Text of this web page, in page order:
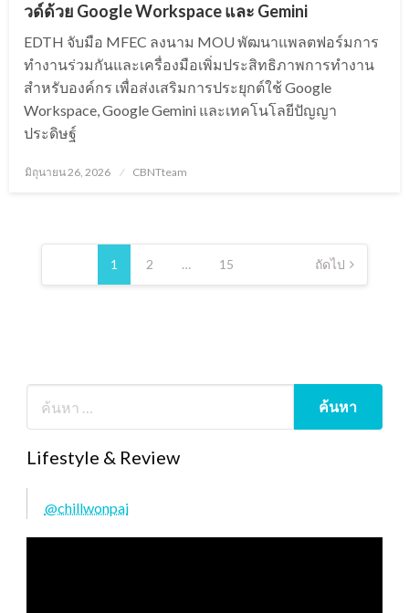
วด์ด้วย Google Workspace และ Gemini
EDTH จับมือ MFEC ลงนาม MOU พัฒนาแพลตฟอร์มการ
ทำงานร่วมกันและเครื่องมือเพิ่มประสิทธิภาพการทำงาน
สำหรับองค์กร เพื่อส่งเสริมการประยุกต์ใช้ Google
Workspace, Google Gemini และเทคโนโลยีปัญญา
ประดิษฐ์
Posted
on
มิถุนายน 26, 2026 CBNTteam
Posts
pagination
1 2 … 15 ถัดไป
Lifestyle & Review
@chillwonpai